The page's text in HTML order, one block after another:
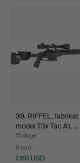
39. RIFFEL, fabrikat
model T3x Tac A1, …
15 dage
9 bud
1.161 USD